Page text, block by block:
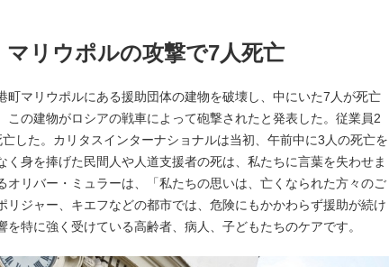
リウポルの攻撃で7人死亡
町マリウポルにある援助団体の建物を破壊し、中にいた7人が死亡
この建物がロシアの戦車によって砲撃されたと発表した。従業員2
した。カリタスインターナショナルは当初、午前中に3人の死亡を
身を捧げた民間人や人道支援者の死は、私たちに言葉を失わせま
リバー・ミュラーは、「私たちの思いは、亡くなられた方々のご
ジャー、キエフなどの都市では、危険にもかかわらず援助が続け
特に強く受けている高齢者、病人、子どもたちのケアです。